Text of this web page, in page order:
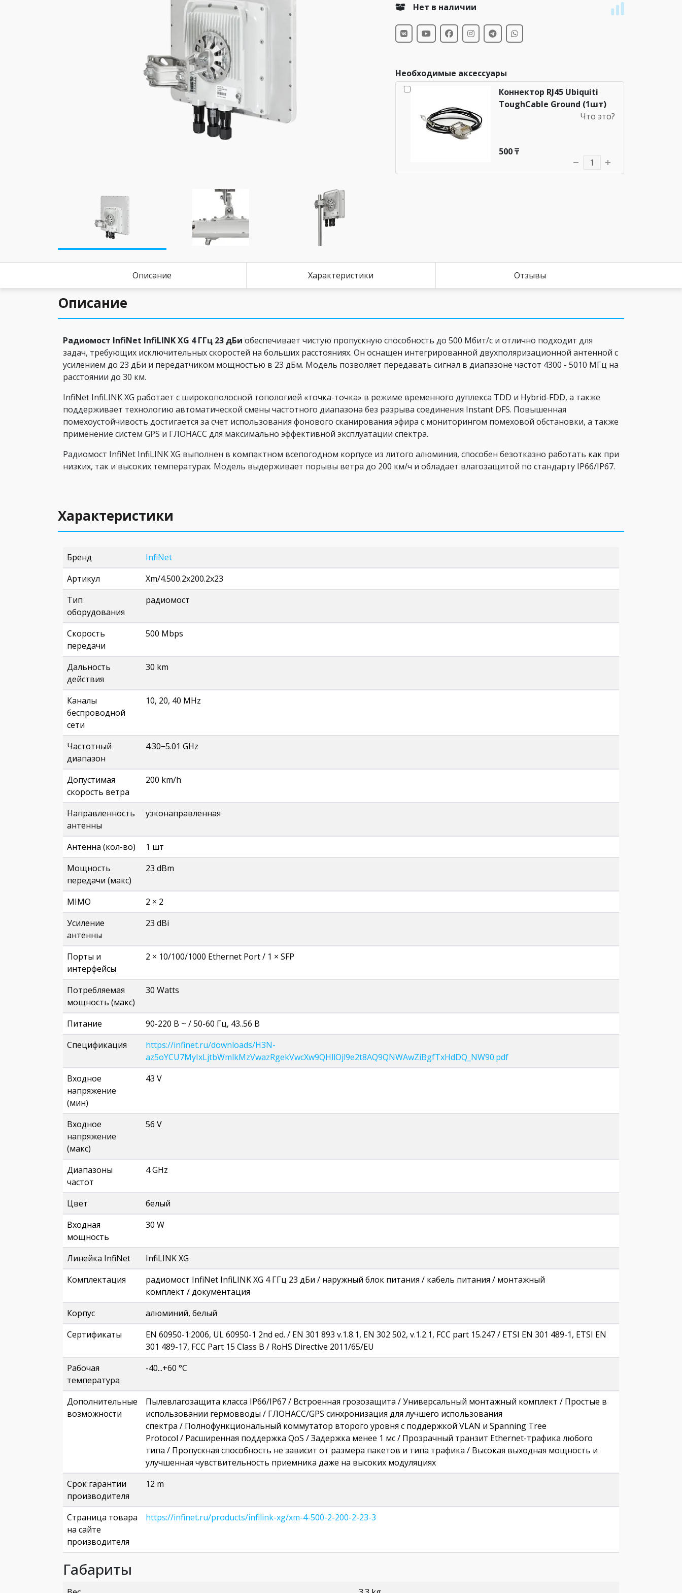
Нет в наличии
Необходимые аксессуары
Коннектор RJ45 Ubiquiti
ToughCable Ground (1шт)
Что это?
500 ₸
Описание Характеристики Отзывы
Описание
Радиомост InfiNet InfiLINK XG 4 ГГц 23 дБи обеспечивает чистую пропускную способность до 500 Мбит/с и отлично подходит для
задач, требующих исключительных скоростей на больших расстояниях. Он оснащен интегрированной двухполяризационной антенной с
усилением до 23 дБи и передатчиком мощностью в 23 дБм. Модель позволяет передавать сигнал в диапазоне частот 4300 - 5010 МГц на
расстоянии до 30 км.
InfiNet InfiLINK XG работает с широкополосной топологией «точка-точка» в режиме временного дуплекса TDD и Hybrid-FDD, а также
поддерживает технологию автоматической смены частотного диапазона без разрыва соединения Instant DFS. Повышенная
помехоустойчивость достигается за счет использования фонового сканирования эфира с мониторингом помеховой обстановки, а также
применение систем GPS и ГЛОНАСС для максимально эффективной эксплуатации спектра.
Радиомост InfiNet InfiLINK XG выполнен в компактном всепогодном корпусе из литого алюминия, способен безотказно работать как при
низких, так и высоких температурах. Модель выдерживает порывы ветра до 200 км/ч и обладает влагозащитой по стандарту IP66/IP67.
Характеристики
Бренд
InfiNet
Артикул
Xm/4.500.2x200.2x23
Тип
оборудования
радиомост
Скорость
передачи
500 Mbps
Дальность
действия
30 km
Каналы
беспроводной
сети
10, 20, 40 MHz
Частотный
диапазон
4.30‒5.01 GHz
Допустимая
скорость ветра
200 km/h
Направленность
антенны
узконаправленная
Антенна (кол-во)
1 шт
Мощность
передачи (макс)
23 dBm
MIMO
2 × 2
Усиление
антенны
23 dBi
Порты и
интерфейсы
2 × 10/100/1000 Ethernet Port / 1 × SFP
Потребляемая
мощность (макс)
30 Watts
Питание
90-220 В ~ / 50-60 Гц, 43..56 В
Спецификация
https://infinet.ru/downloads/H3N-
az5oYCU7MyIxLjtbWmlkMzVwazRgekVwcXw9QHllOjl9e2t8AQ9QNWAwZiBgfTxHdDQ_NW90.pdf
Входное
напряжение
(мин)
43 V
Входное
напряжение
(макс)
56 V
Диапазоны
частот
4 GHz
Цвет
белый
Входная
мощность
30 W
Линейка InfiNet
InfiLINK XG
Комплектация
радиомост InfiNet InfiLINK XG 4 ГГц 23 дБи / наружный блок питания / кабель питания / монтажный
комплект / документация
Корпус
алюминий, белый
Сертификаты
EN 60950-1:2006, UL 60950-1 2nd ed. / EN 301 893 v.1.8.1, EN 302 502, v.1.2.1, FCC part 15.247 / ETSI EN 301 489-1, ETSI EN
301 489-17, FCC Part 15 Class B / RoHS Directive 2011/65/EU
Рабочая
температура
-40...+60 °C
Дополнительные
возможности
Пылевлагозащита класса IP66/IP67 / Встроенная грозозащита / Универсальный монтажный комплект / Простые в
использовании гермовводы / ГЛОНАСС/GPS синхронизация для лучшего использования
спектра / Полнофункциональный коммутатор второго уровня с поддержкой VLAN и Spanning Tree
Protocol / Расширенная поддержка QoS / Задержка менее 1 мс / Прозрачный транзит Ethernet-трафика любого
типа / Пропускная способность не зависит от размера пакетов и типа трафика / Высокая выходная мощность и
улучшенная чувствительность приемника даже на высоких модуляциях
Срок гарантии
производителя
12 m
Страница товара
на сайте
производителя
https://infinet.ru/products/infilink-xg/xm-4-500-2-200-2-23-3
Габариты